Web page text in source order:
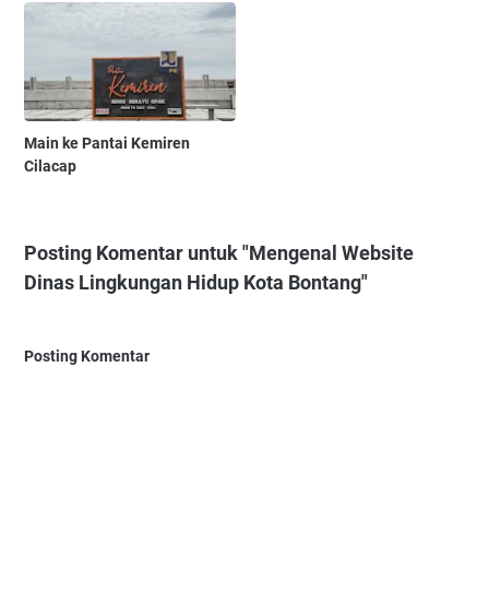
Main ke Pantai Kemiren
Cilacap
Posting Komentar untuk "Mengenal Website
Dinas Lingkungan Hidup Kota Bontang"
Posting Komentar